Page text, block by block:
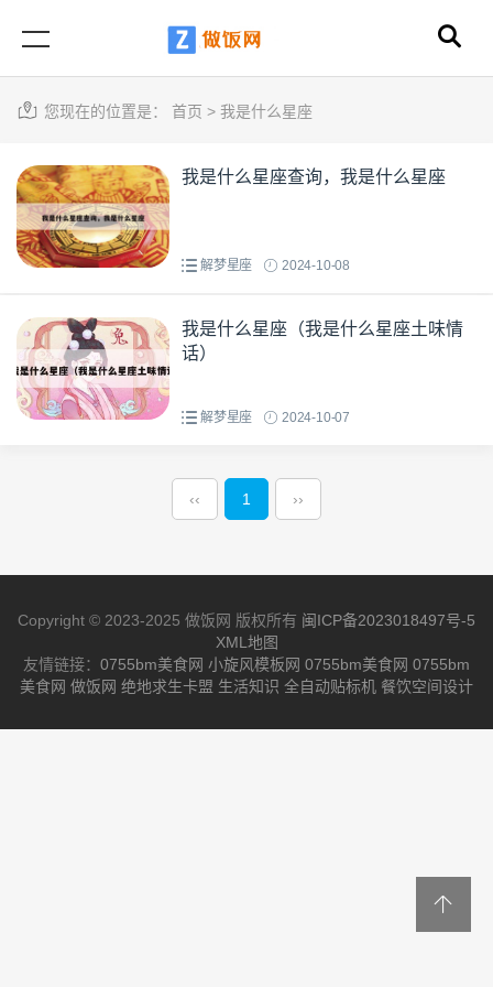
您现在的位置是： 首页 > 我是什么星座
我是什么星座查询，我是什么星座
解梦星座 2024-10-08
我是什么星座（我是什么星座土味情
话）
解梦星座 2024-10-07
‹‹ 1 ››
Copyright © 2023-2025 做饭网 版权所有 闽ICP备2023018497号-5
XML地图
友情链接： 0755bm美食网 小旋风模板网 0755bm美食网 0755bm
美食网 做饭网 绝地求生卡盟 生活知识 全自动贴标机 餐饮空间设计